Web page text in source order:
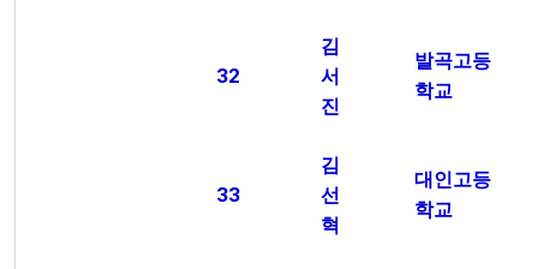
32
김
서
진
발곡고등
학교
33
김
선
혁
대인고등
학교